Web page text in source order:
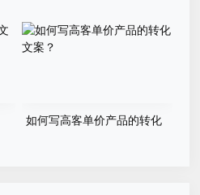
如何写高客单价产品的转化